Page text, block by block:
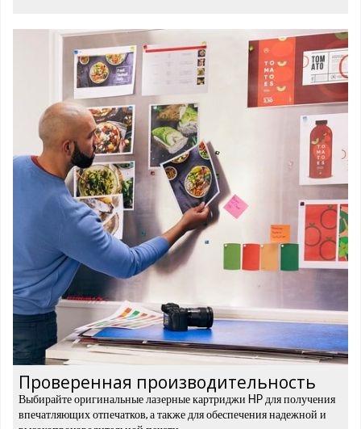
Проверенная производительность
Выбирайте оригинальные лазерные картриджи HP для получения
впечатляющих отпечатков, а также для обеспечения надежной и